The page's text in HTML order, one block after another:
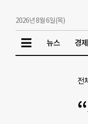
2026년 8월 6일(목)
뉴스 경제
전